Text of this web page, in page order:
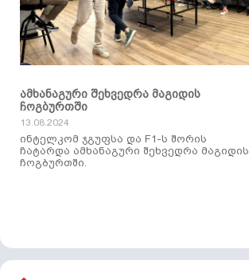
ამხანაგური შეხვედრა მაგიდის
ჩოგბურთში
13.08.2024
ინტელკომ ჯგუფსა და F1-ს შორის
ჩატარდა ამხანაგური შეხვედრა მაგიდის
ჩოგბურთში.